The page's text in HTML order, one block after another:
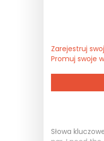
Zarejestruj
Promuj swoje
Słowa